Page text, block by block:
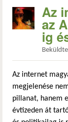
Az
az
ig
Beküldte
Az internet
megjelenése
pillanat, hanem
évtizeden át